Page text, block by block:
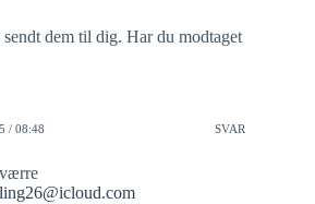
sendt dem til dig. Har du modtaget
/ 08:48 SVAR